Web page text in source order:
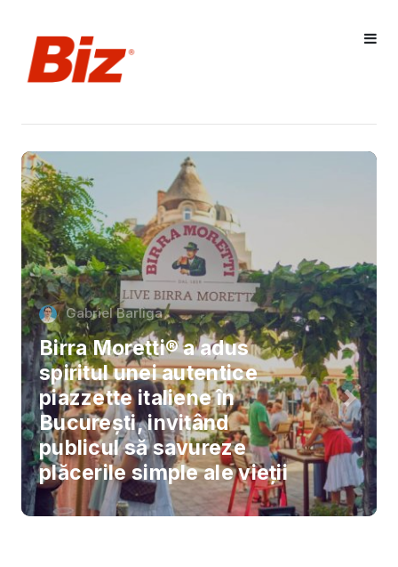
Gabriel Barliga
Birra Moretti® a adus
spiritul unei autentice
piazzette italiene în
București, invitând
publicul să savureze
plăcerile simple ale vieții